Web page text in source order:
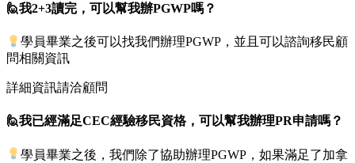
🙋我2+3讀完，可以幫我辦PGWP嗎？
學員畢業之後可以找我們辦理PGWP，並且可以諮詢移民顧
問相關資訊
詳細資訊請洽顧問
🙋我已經滿足CEC經驗移民資格，可以幫我辦理PR申請嗎？
學員畢業之後，我們除了協助辦理PGWP，如果滿足了加拿